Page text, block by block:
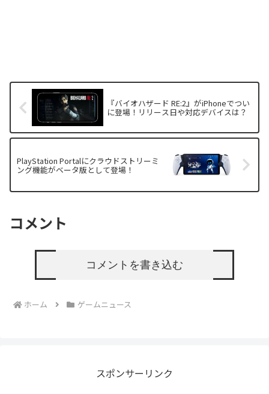
『バイオハザード RE:2』がiPhoneでつい
に登場！リリース日や対応デバイスは？
PlayStation Portalにクラウドストリーミ
ング機能がベータ版として登場！
コメント
コメントを書き込む
ホーム ゲームニュース
スポンサーリンク